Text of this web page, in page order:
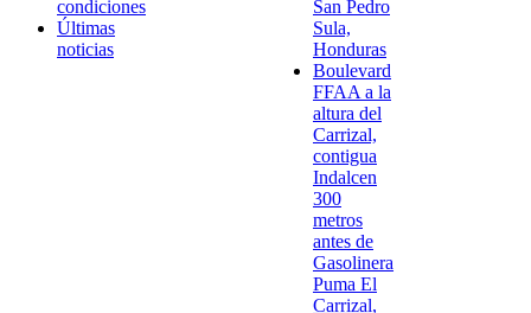
condiciones
Últimas
noticias
San Pedro
Sula,
Honduras
Boulevard
FFAA a la
altura del
Carrizal,
contigua
Indalcen
300
metros
antes de
Gasolinera
Puma El
Carrizal,